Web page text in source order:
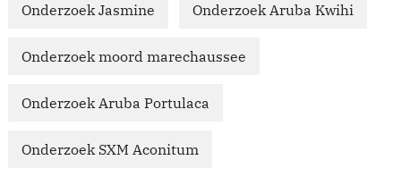
Onderzoek Jasmine Onderzoek Aruba Kwihi
Onderzoek moord marechaussee
Onderzoek Aruba Portulaca
Onderzoek SXM Aconitum